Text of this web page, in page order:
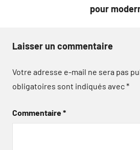
pour
Laisser un commentaire
Votre adresse e-mail ne sera pas
obligatoires sont indiqués avec*
Commentaire*